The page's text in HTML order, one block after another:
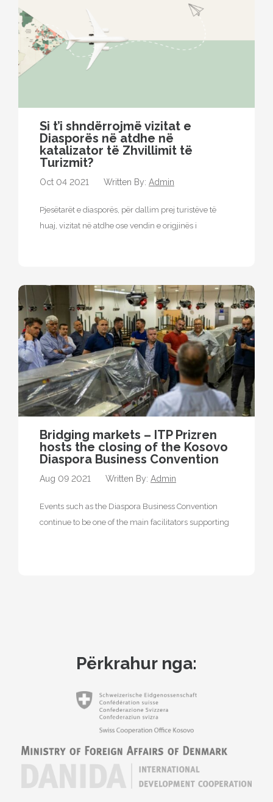
Si t’i shndërrojmë vizitat e
Diasporës ​​në atdhe në
katalizator të Zhvillimit të
Turizmit?
Oct 04 2021 Written By: Admin
Pjesëtarët e diasporës, për dallim prej turistëve të
huaj, vizitat në atdhe ose vendin e origjinës i
Bridging markets – ITP Prizren
hosts the closing of the Kosovo
Diaspora Business Convention
Aug 09 2021 Written By: Admin
Events such as the Diaspora Business Convention
continue to be one of the main facilitators supporting
Përkrahur nga: